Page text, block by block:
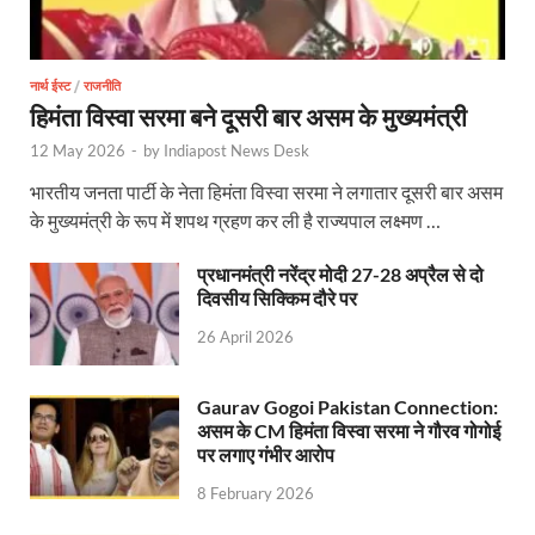
Uttarakhandi Song Launch: मुख्यमंत्री ने पैंली-पैंली बार
Uttarkhand Development Project: मुख्यमंत्री ने
Aravalli Satyagraha Yatra: अरावली की रक्षा के लिए
Rhythm of the Universe: यशोभूमि में ‘रिदम ऑफ
Voter Mapping: मतदाता मैपिंग आसान बनाने के लिए
Rabri Devi Residence: रात के अंधेरे में खाली होने लगा
Nainital Winter Carnival: मुख्यमंत्री पुष्कर सिंह धामी ने
PM Modi Lucknow Visit… जब मंच से पीएम मोदी ने की
नार्थ ईस्ट/ राजनीति
हिमंता विस्वा सरमा बने दूसरी बार असम के मुख्यमंत्री
12 May 2026 - by Indiapost News Desk
भारतीय जनता पार्टी के नेता हिमंता विस्वा सरमा ने लगातार दूसरी बार असम
के मुख्यमंत्री के रूप में शपथ ग्रहण कर ली है राज्यपाल लक्ष्मण …
प्रधानमंत्री नरेंद्र मोदी 27-28 अप्रैल से दो
दिवसीय सिक्किम दौरे पर
26 April 2026
Gaurav Gogoi Pakistan Connection:
असम के CM हिमंता विस्वा सरमा ने गौरव गोगोई
पर लगाए गंभीर आरोप
8 February 2026